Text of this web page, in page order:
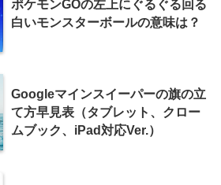
ポケモンGOの左上にぐるぐる回る
白いモンスターボールの意味は？
Googleマインスイーパーの旗の立
て方早見表（タブレット、クロー
ムブック、iPad対応Ver.）